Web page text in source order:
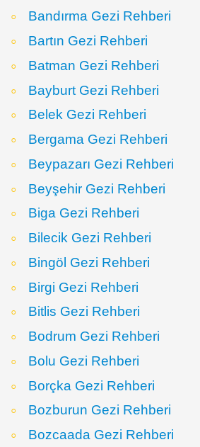
Bandırma Gezi Rehberi
Bartın Gezi Rehberi
Batman Gezi Rehberi
Bayburt Gezi Rehberi
Belek Gezi Rehberi
Bergama Gezi Rehberi
Beypazarı Gezi Rehberi
Beyşehir Gezi Rehberi
Biga Gezi Rehberi
Bilecik Gezi Rehberi
Bingöl Gezi Rehberi
Birgi Gezi Rehberi
Bitlis Gezi Rehberi
Bodrum Gezi Rehberi
Bolu Gezi Rehberi
Borçka Gezi Rehberi
Bozburun Gezi Rehberi
Bozcaada Gezi Rehberi